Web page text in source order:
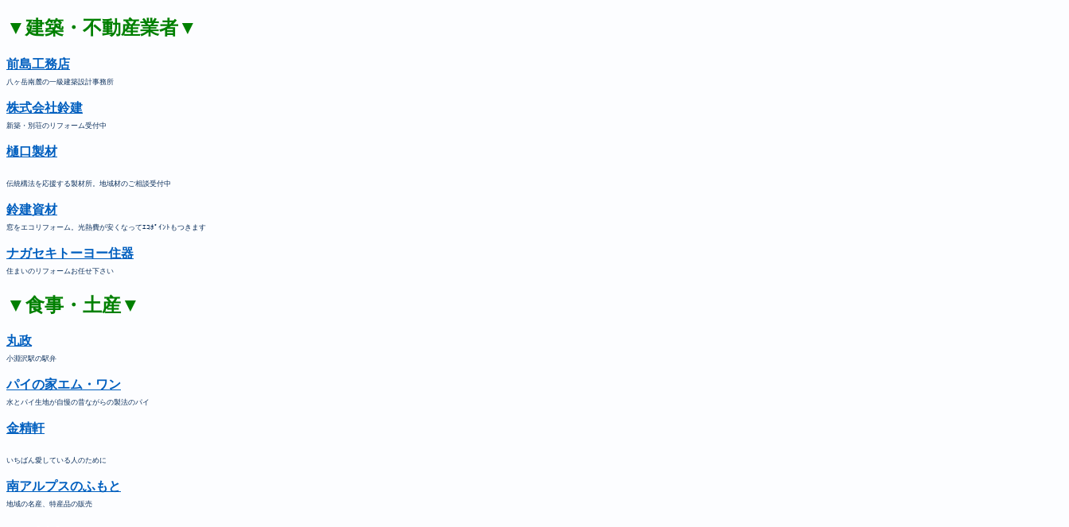
▼建築・不動産業者▼
前島工務店
八ヶ岳南麓の一級建築設計事務所
株式会社鈴建
新築・別荘のリフォーム受付中
樋口製材
伝統構法を応援する製材所。地域材のご相談受付中
鈴建資材
窓をエコリフォーム。光熱費が安くなってｴｺﾎﾟｲﾝﾄもつきます
ナガセキトーヨー住器
住まいのリフォームお任せ下さい
▼食事・土産▼
丸政
小淵沢駅の駅弁
パイの家エム・ワン
水とパイ生地が自慢の昔ながらの製法のパイ
金精軒
いちばん愛している人のために
南アルプスのふもと
地域の名産、特産品の販売